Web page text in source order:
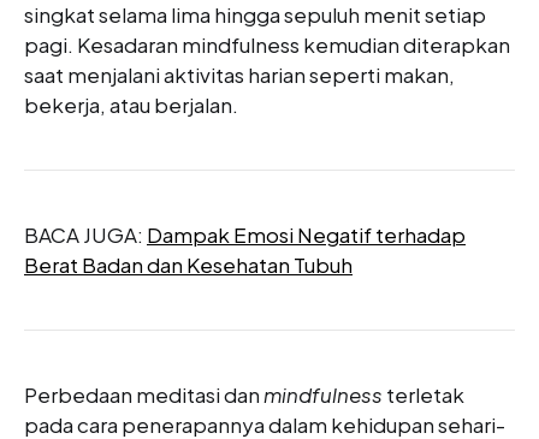
singkat selama lima hingga sepuluh menit setiap
pagi. Kesadaran mindfulness kemudian diterapkan
saat menjalani aktivitas harian seperti makan,
bekerja, atau berjalan.
BACA JUGA: Dampak Emosi Negatif terhadap
Berat Badan dan Kesehatan Tubuh
Perbedaan meditasi danmindfulness terletak
pada cara penerapannya dalam kehidupan sehari-